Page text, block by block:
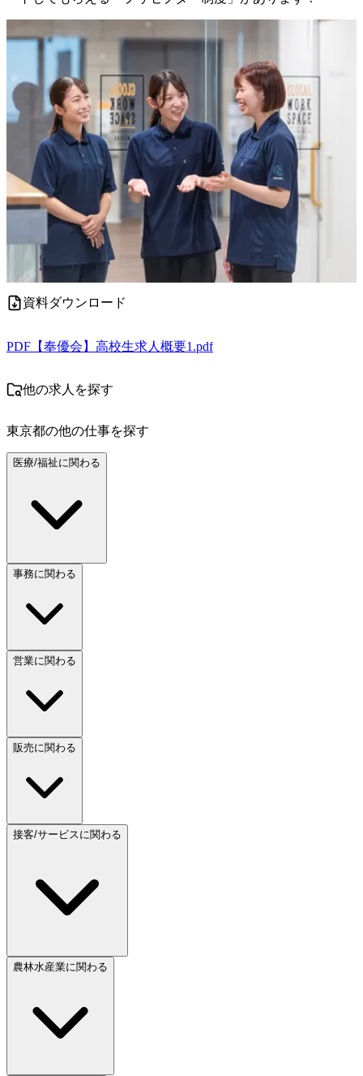
資料ダウンロード
PDF 【奉優会】高校生求人概要1.pdf
他の求人を探す
東京都の他の仕事を探す
医療/福祉に関わる
事務に関わる
営業に関わる
販売に関わる
接客/サービスに関わる
農林水産業に関わる